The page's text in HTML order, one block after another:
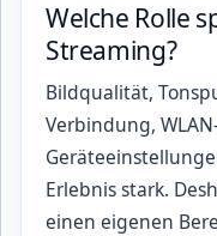
Welche Rolle
Streaming?
Bildqualität,
Verbindung,
Erlebnis stark.
einen eigenen